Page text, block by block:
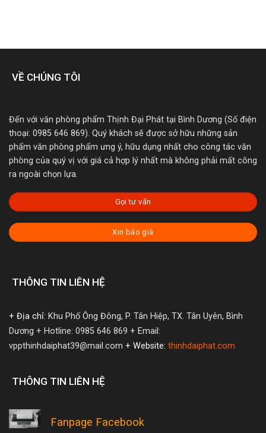
VỀ CHÚNG TÔI
Đến với văn phòng phẩm Thịnh Đại Phát tại Bình Dương (Số điện
thoại: 0985 646 869). Quý khách sẽ được sở hữu những sản
phẩm văn phòng phẩm ưng ý, hữu dụng nhất cho công tác văn
phòng của quý vị với giá cả hợp lý nhất mà không phải mất công
ra ngoài chọn lựa.
Gọi tư vấn
Xin báo giá
THÔNG TIN LIÊN HỆ
+ Địa chỉ: Khu Phố Ông Đông, P. Tân Hiệp, TX. Tân Uyên, Bình
Dương + Hotline: 0985 646 869 + Email:
vppthinhdaiphat39@mail.com + Website: thinhdaiphat.com
THÔNG TIN LIÊN HỆ
Fanpage Facebook